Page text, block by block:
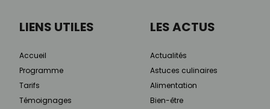
LIENS UTILES
Accueil
Programme
Tarifs
Témoignages
LES ACTUS
Actualités
Astuces culinaires
Alimentation
Bien-être